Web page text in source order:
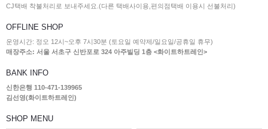
CJ택배 착불처리로 보내주세요.(다른 택배사이용,편의점택배 이용시 선불처리)
OFFLINE SHOP
운영시간: 정오 12시~오후 7시30분 (토요일 예약제/일요일/공휴일 휴무)
매장주소: 서울 서초구 신반포로 324 아주빌딩 1층 <화이트하트레인>
BANK INFO
신한은행 110-471-139965
김선영(화이트하트레인)
SHOP MENU